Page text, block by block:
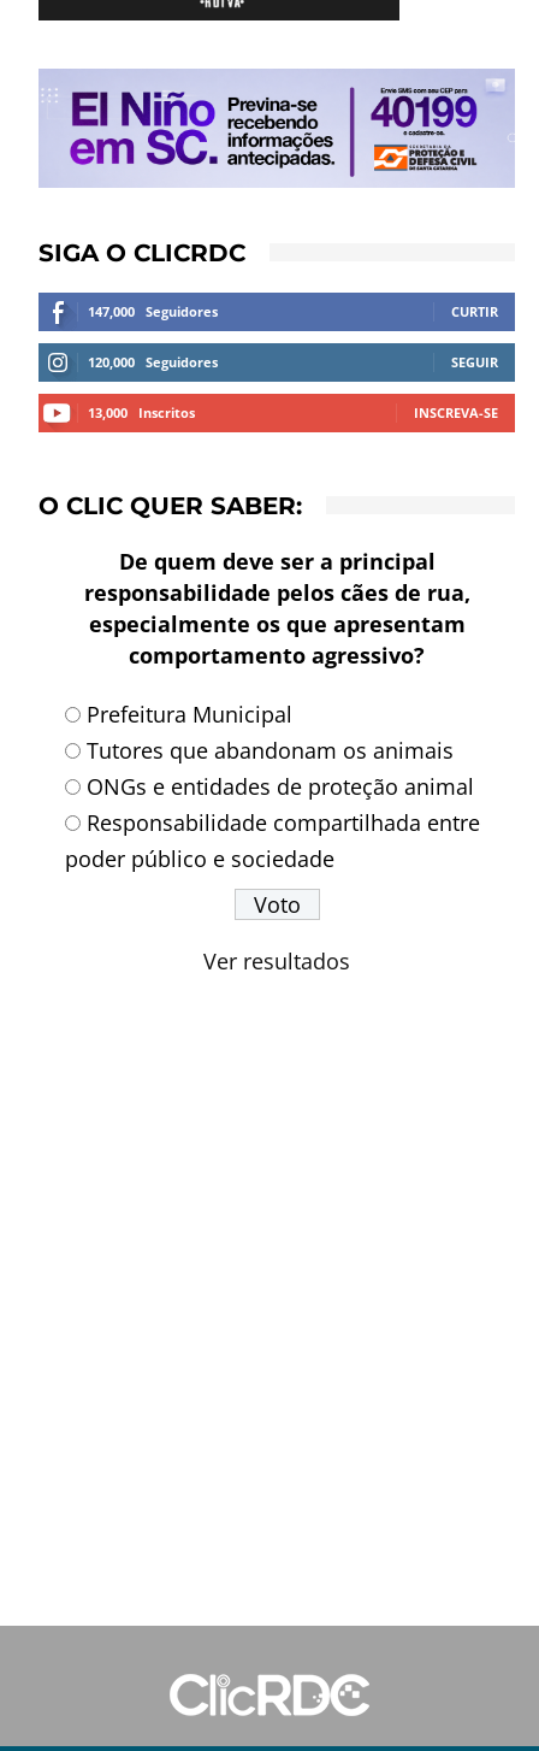
SIGA O CLICRDC
147,000 Seguidores CURTIR
120,000 Seguidores SEGUIR
13,000 Inscritos INSCREVA-SE
O CLIC QUER SABER:
De quem deve ser a principal
responsabilidade pelos cães de rua,
especialmente os que apresentam
comportamento agressivo?
Prefeitura Municipal
Tutores que abandonam os animais
ONGs e entidades de proteção animal
Responsabilidade compartilhada entre
poder público e sociedade
Ver resultados